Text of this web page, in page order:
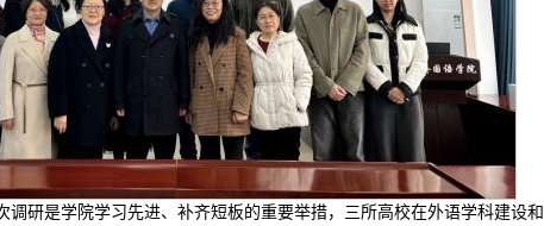
调研是学院学习先进、补齐短板的重要举措，三所高校在外语学科建设和